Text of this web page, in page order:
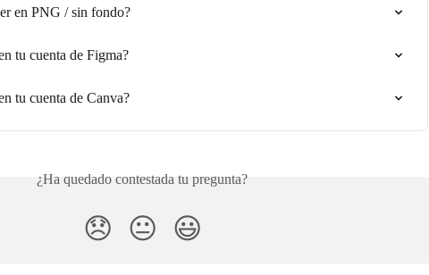
en PNG / sin fondo?
tu cuenta de Figma?
tu cuenta de Canva?
¿Ha quedado contestada tu pregunta?
😞 😐 😃